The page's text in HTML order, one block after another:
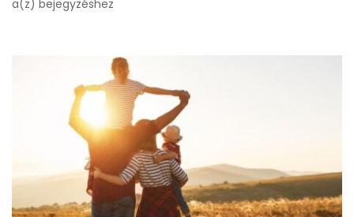
a(z) Immár
bejegyzéshez